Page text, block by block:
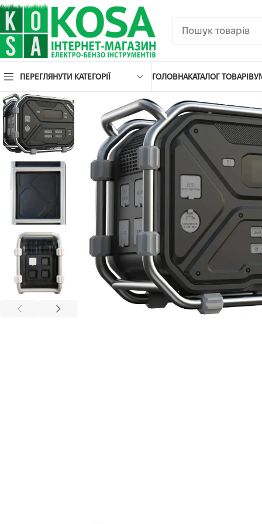
ПЕРЕГЛЯНУТИ КАТЕГОРІЇ ГОЛОВНАКАТАЛОГ ТОВАРІВ